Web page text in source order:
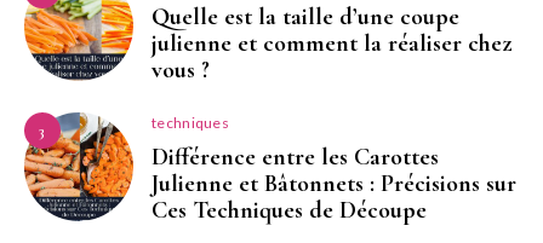
Quelle est la taille d’une coupe
julienne et comment la réaliser chez
vous ?
3 techniques
Différence entre les Carottes
Julienne et Bâtonnets : Précisions sur
Ces Techniques de Découpe